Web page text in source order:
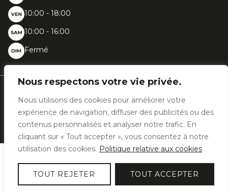
Nous respectons votre vie privée.
Nous utilisons des cookies pour améliorer votre
expérience de navigation, diffuser des publicités ou des
contenus personnalisés et analyser notre trafic. En
cliquant sur « Tout accepter », vous consentez à notre
utilisation des cookies. Politique relative aux cookies
TOUT REJETER TOUT ACCEPTER
10:00 - 18:00
10:00 - 16:00
Fermé
Chaussée de Bruxelles, 396 - 1410 Waterloo
+32 (0)2 387 31 02
info@woodfashion.com
Bluebook
Politique de confidentialité
Politique des cookies
Mentions légales